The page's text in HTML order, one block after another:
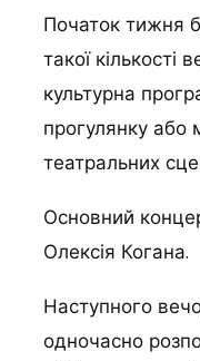
Початок тижня
такої кількості
культурна
прогулянку або
театральних
Основний
Олексія Когана.
Наступного
одночасно